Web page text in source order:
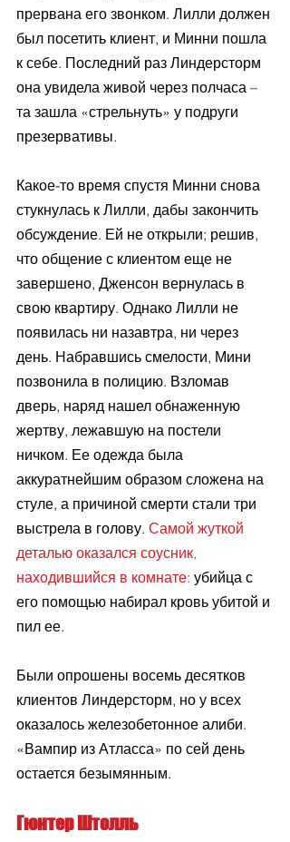
прервана его звонком. Лилли должен
был посетить клиент, и Минни пошла
к себе. Последний раз Линдерсторм
она увидела живой через полчаса –
та зашла «стрельнуть» у подруги
презервативы.
Какое-то время спустя Минни снова
стукнулась к Лилли, дабы закончить
обсуждение. Ей не открыли; решив,
что общение с клиентом еще не
завершено, Дженсон вернулась в
свою квартиру. Однако Лилли не
появилась ни назавтра, ни через
день. Набравшись смелости, Мини
позвонила в полицию. Взломав
дверь, наряд нашел обнаженную
жертву, лежавшую на постели
ничком. Ее одежда была
аккуратнейшим образом сложена на
стуле, а причиной смерти стали три
выстрела в голову. Самой жуткой
деталью оказался соусник,
находившийся в комнате: убийца с
его помощью набирал кровь убитой и
пил ее.
Были опрошены восемь десятков
клиентов Линдерсторм, но у всех
оказалось железобетонное алиби.
«Вампир из Атласса» по сей день
остается безымянным.
Гюнтер Штолль